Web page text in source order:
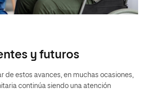
y futuros
de estos avances, en muchas ocasiones,
continúa siendo una atención